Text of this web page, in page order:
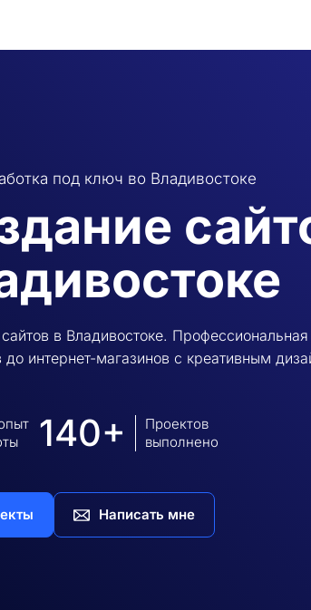
под ключ во Владивостоке
в Владивостоке.
до интернет-магазинов с креативным
140+
Проектов
выполнено
Написать мне